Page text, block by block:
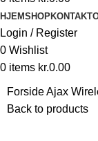
HJEMSHOPKONTAKT
Login / Register
0 Wishlist
0 items kr.0.00
ForsideAjax
Back to products